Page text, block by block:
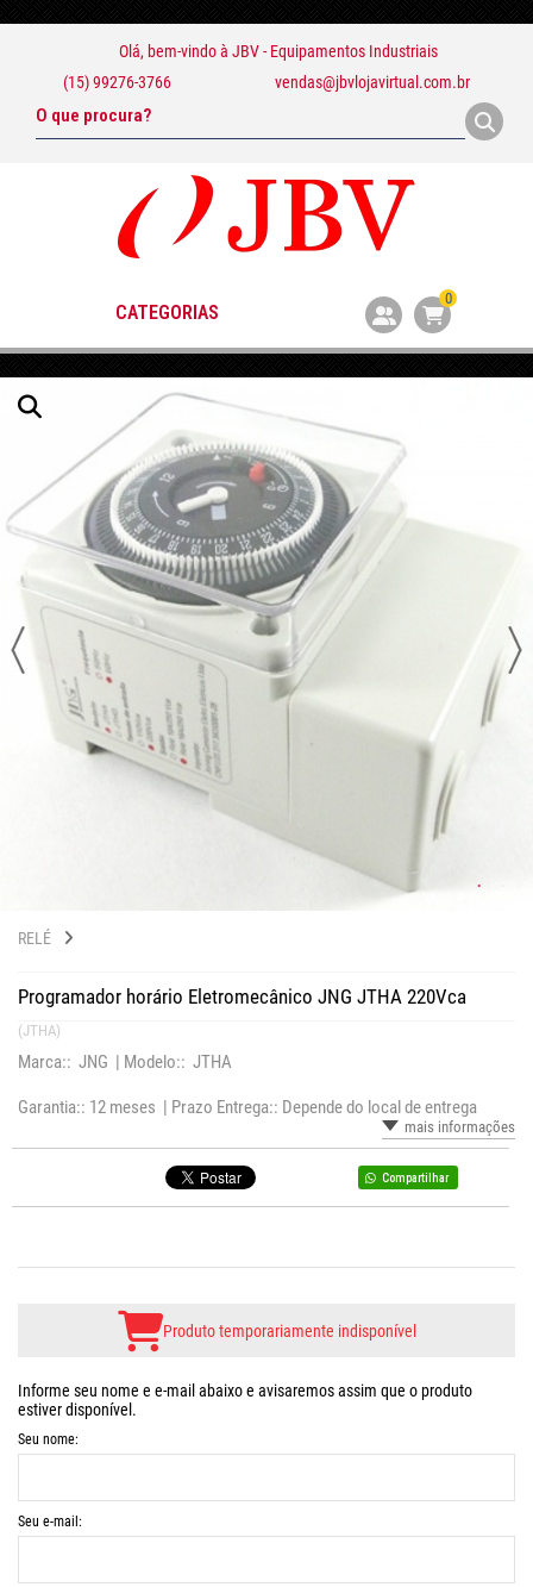
Olá, bem-vindo à JBV - Equipamentos Industriais
(15) 99276-3766
vendas@jbvlojavirtual.com.br
CATEGORIAS
0
RELÉ
Programador horário Eletromecânico JNG JTHA 220Vca
(JTHA)
Marca:: JNG | Modelo:: JTHA
Garantia:: 12 meses | Prazo Entrega:: Depende do local de entrega
mais informações
Compartilhar
Produto temporariamente indisponível
Informe seu nome e e-mail abaixo e avisaremos assim que o produto
estiver disponível.
Seu nome:
Seu e-mail: